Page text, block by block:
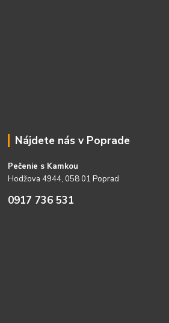
Nájdete nás v Poprade
Pečenie s Kamkou
Hodžova 4944, 058 01 Poprad
0917 736 531